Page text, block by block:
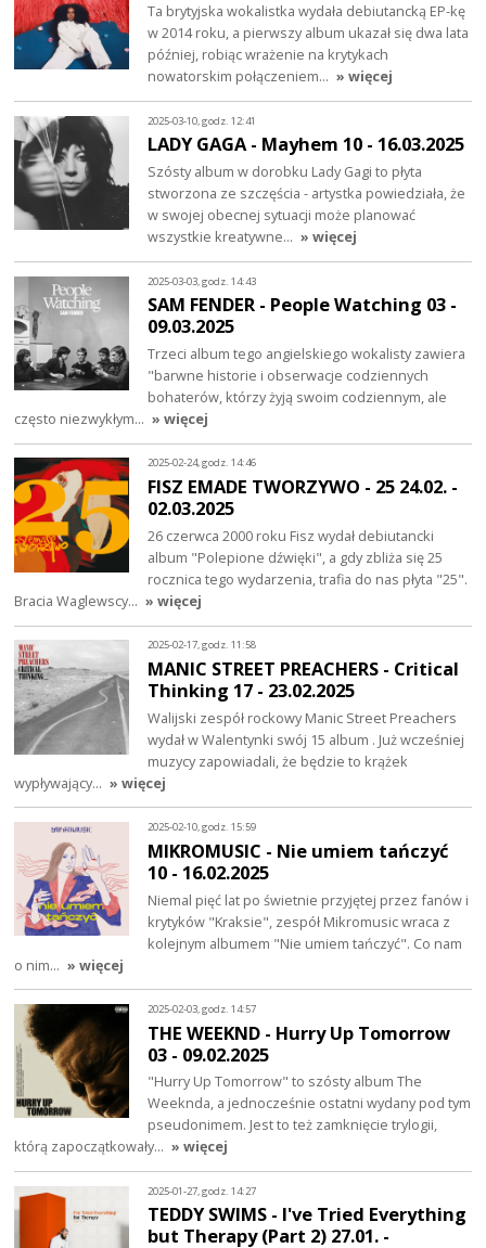
Ta brytyjska wokalistka wydała debiutancką EP-kę
w 2014 roku, a pierwszy album ukazał się dwa lata
później, robiąc wrażenie na krytykach
nowatorskim połączeniem… » więcej
2025-03-10, godz. 12:41
LADY GAGA - Mayhem 10 - 16.03.2025
Szósty album w dorobku Lady Gagi to płyta
stworzona ze szczęścia - artystka powiedziała, że
w swojej obecnej sytuacji może planować
wszystkie kreatywne… » więcej
2025-03-03, godz. 14:43
SAM FENDER - People Watching 03 -
09.03.2025
Trzeci album tego angielskiego wokalisty zawiera
"barwne historie i obserwacje codziennych
bohaterów, którzy żyją swoim codziennym, ale
często niezwykłym… » więcej
2025-02-24, godz. 14:46
FISZ EMADE TWORZYWO - 25 24.02. -
02.03.2025
26 czerwca 2000 roku Fisz wydał debiutancki
album "Polepione dźwięki", a gdy zbliża się 25
rocznica tego wydarzenia, trafia do nas płyta "25".
Bracia Waglewscy… » więcej
2025-02-17, godz. 11:58
MANIC STREET PREACHERS - Critical
Thinking 17 - 23.02.2025
Walijski zespół rockowy Manic Street Preachers
wydał w Walentynki swój 15 album . Już wcześniej
muzycy zapowiadali, że będzie to krążek
wypływający… » więcej
2025-02-10, godz. 15:59
MIKROMUSIC - Nie umiem tańczyć
10 - 16.02.2025
Niemal pięć lat po świetnie przyjętej przez fanów i
krytyków "Kraksie", zespół Mikromusic wraca z
kolejnym albumem "Nie umiem tańczyć". Co nam
o nim… » więcej
2025-02-03, godz. 14:57
THE WEEKND - Hurry Up Tomorrow
03 - 09.02.2025
"Hurry Up Tomorrow" to szósty album The
Weeknda, a jednocześnie ostatni wydany pod tym
pseudonimem. Jest to też zamknięcie trylogii,
którą zapoczątkowały… » więcej
2025-01-27, godz. 14:27
TEDDY SWIMS - I've Tried Everything
but Therapy (Part 2) 27.01. -